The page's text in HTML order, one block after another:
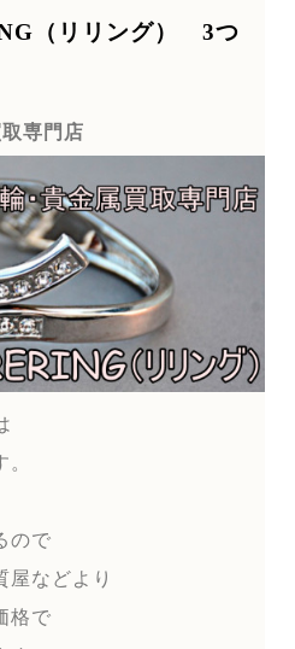
（リリング） 3つ
専門店
ので
屋などより
格で